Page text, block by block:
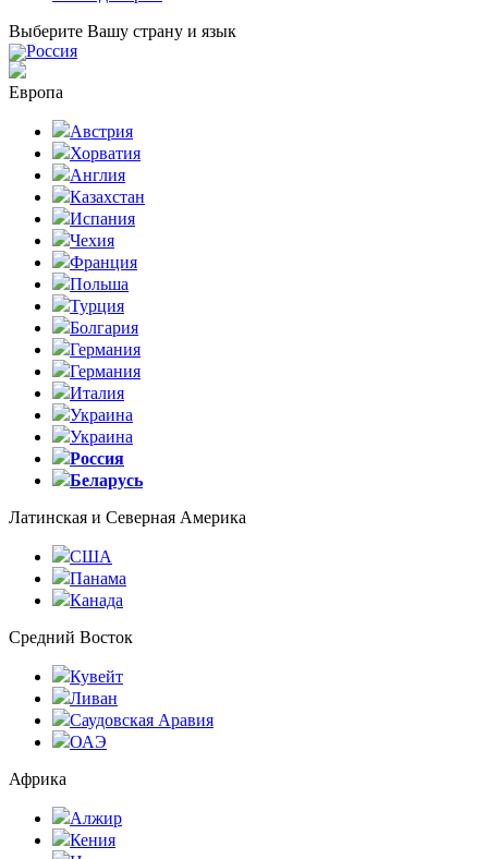
Выберите Вашу страну и язык
Россия
Европа
Австрия
Хорватия
Англия
Казахстан
Испания
Чехия
Франция
Польша
Турция
Болгария
Германия
Германия
Италия
Украина
Украина
Россия
Беларусь
Латинская и Северная Америка
США
Панама
Канада
Средний Восток
Кувейт
Ливан
Саудовская Аравия
ОАЭ
Африка
Алжир
Кения